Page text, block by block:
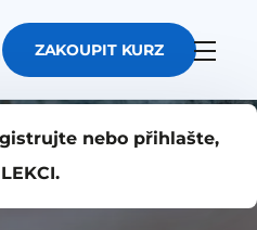
ZAKOUPIT KURZ
nebo přihlašte,